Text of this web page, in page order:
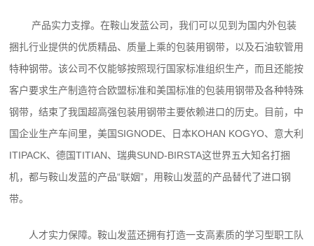
产品实力支撑。在鞍山发蓝公司，我们可以见到为国内外包装
捆扎行业提供的优质精品、质量上乘的包装用钢带，以及石油软管用
特种钢带。该公司不仅能够按照现行国家标准组织生产，而且还能按
客户要求生产制造符合欧盟标准和美国标准的包装用钢带及各种特殊
钢带，结束了我国超高强包装用钢带主要依赖进口的历史。目前，中
国企业生产车间里，美国SIGNODE、日本KOHAN KOGYO、意大利
ITIPACK、德国TITIAN、瑞典SUND-BIRSTA这世界五大知名打捆
机，都与鞍山发蓝的产品“联姻”，用鞍山发蓝的产品替代了进口钢
带。
人才实力保障。鞍山发蓝还拥有打造一支高素质的学习型职工队